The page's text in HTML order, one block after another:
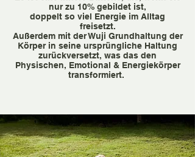
nur zu 10% gebildet ist,
doppelt so viel Energie im Alltag
freisetzt.
Außerdem mit der Wuji Grundhaltung der
Körper in seine ursprüngliche Haltung
zurückversetzt, was das den
Physischen, Emotional & Energiekörper
transformiert.